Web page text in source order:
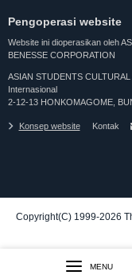
Pengoperasi website
Website ini dioperasikan oleh
BENESSE CORPORATION
ASIAN STUDENTS
Internasional
2-12-13 HONKOMAGOME,
Konsep website Kontak
Copyright(C) 1999-2026
MENU